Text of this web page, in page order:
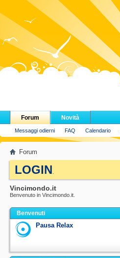
Forum
Messaggi odierni FAQ Calendario
Novità
Forum
LOGIN.
Vincimondo.it
Benvenuto in Vincimondo.it.
Benvenuti
Pausa Relax